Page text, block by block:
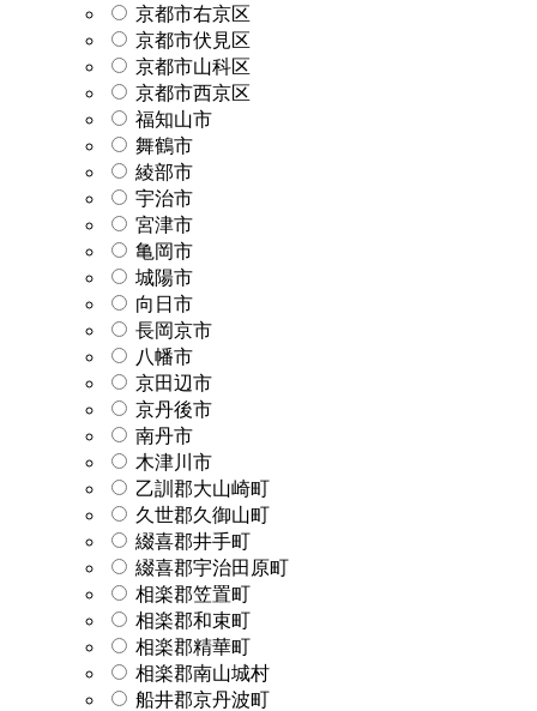
京都市右京区
京都市伏見区
京都市山科区
京都市西京区
福知山市
舞鶴市
綾部市
宇治市
宮津市
亀岡市
城陽市
向日市
長岡京市
八幡市
京田辺市
京丹後市
南丹市
木津川市
乙訓郡大山崎町
久世郡久御山町
綴喜郡井手町
綴喜郡宇治田原町
相楽郡笠置町
相楽郡和束町
相楽郡精華町
相楽郡南山城村
船井郡京丹波町